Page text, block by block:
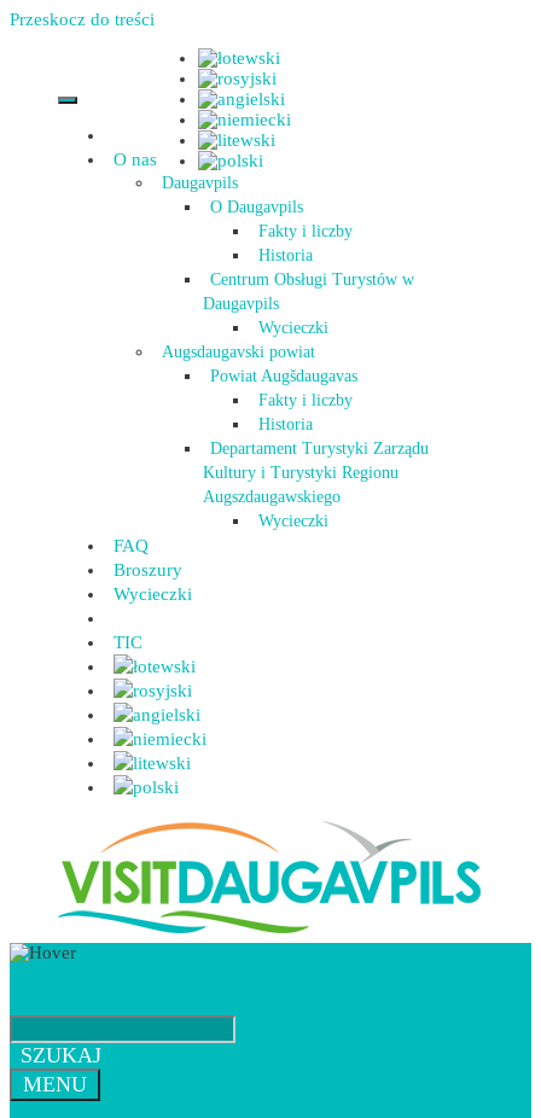
Przeskocz do treści
O nas
Daugavpils
O Daugavpils
Fakty i liczby
Historia
Centrum Obsługi Turystów w
Daugavpils
Wycieczki
Augsdaugavski powiat
Powiat Augšdaugavas
Fakty i liczby
Historia
Departament Turystyki Zarządu
Kultury i Turystyki Regionu
Augszdaugawskiego
Wycieczki
FAQ
Broszury
Wycieczki
TIC
SZUKAJ
MENU